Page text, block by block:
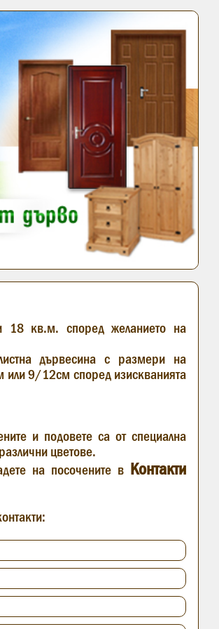
кв.м. според желанието на
дървесина с размери на
9/12см според изискванията
и подовете са от специална
цветове.
на посочените в Контакти